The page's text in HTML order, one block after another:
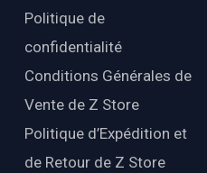
Politique de
confidentialité
Conditions Générales de
Vente de Z Store
Politique d’Expédition et
de Retour de Z Store